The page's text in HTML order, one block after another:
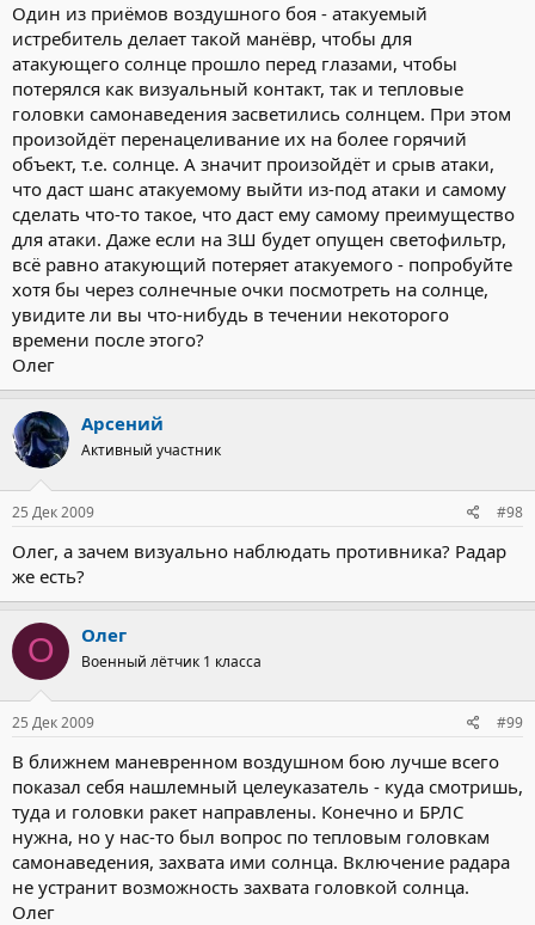
Один из приёмов воздушного боя - атакуемый
истребитель делает такой манёвр, чтобы для
атакующего солнце прошло перед глазами, чтобы
потерялся как визуальный контакт, так и тепловые
головки самонаведения засветились солнцем. При этом
произойдёт перенацеливание их на более горячий
объект, т.е. солнце. А значит произойдёт и срыв атаки,
что даст шанс атакуемому выйти из-под атаки и самому
сделать что-то такое, что даст ему самому преимущество
для атаки. Даже если на ЗШ будет опущен светофильтр,
всё равно атакующий потеряет атакуемого - попробуйте
хотя бы через солнечные очки посмотреть на солнце,
увидите ли вы что-нибудь в течении некоторого
времени после этого?
Олег
Арсений
Активный участник
25 Дек 2009 #98
Олег, а зачем визуально наблюдать противника? Радар
же есть?
О Олег
Военный лётчик 1 класса
25 Дек 2009 #99
В ближнем маневренном воздушном бою лучше всего
показал себя нашлемный целеуказатель - куда смотришь,
туда и головки ракет направлены. Конечно и БРЛС
нужна, но у нас-то был вопрос по тепловым головкам
самонаведения, захвата ими солнца. Включение радара
не устранит возможность захвата головкой солнца.
Олег